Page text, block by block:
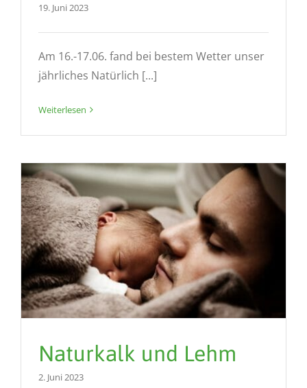
19. Juni 2023
Am 16.-17.06. fand bei bestem Wetter unser
jährliches Natürlich [...]
Weiterlesen
Naturkalk und Lehm
2. Juni 2023